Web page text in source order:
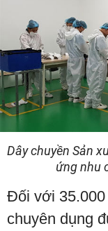
Dây chuyền Sản
ứng nhu
Đối với 35.000
chuyên dụng